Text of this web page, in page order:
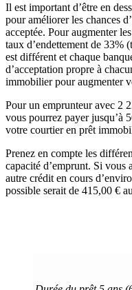
Il est important d’être en
pour améliorer les chances
acceptée. Pour augmenter
taux d’endettement de 33%
est différent et chaque
d’acceptation propre à
immobilier pour augmenter
Pour un emprunteur avec 2
vous pourrez payer jusqu’à
votre courtier en prêt
Prenez en compte les
capacité d’emprunt. Si vous
autre crédit en cours
possible serait de 415,00 €